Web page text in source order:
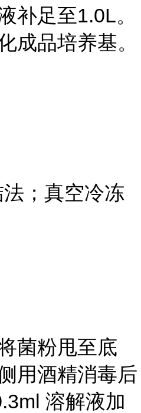
补足至1.0L。
成品培养基。
；真空冷冻
菌粉甩至底
用酒精消毒后
溶解液加